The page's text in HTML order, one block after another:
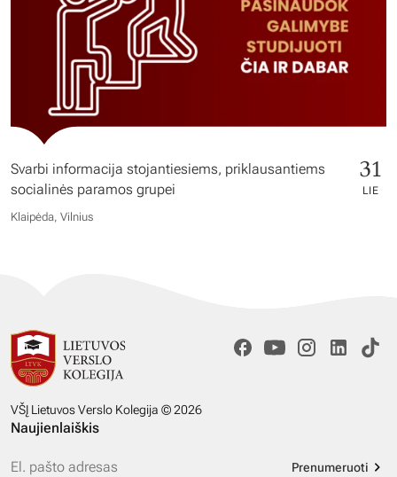
Svarbi informacija stojantiesiems, priklausantiems
socialinės paramos grupei
31
LIE
Klaipėda, Vilnius
VŠĮ Lietuvos Verslo Kolegija © 2026
Naujienlaiškis
Prenumeruoti